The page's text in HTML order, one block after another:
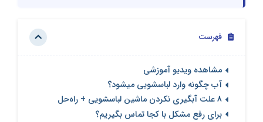
فهرست
مشاهده ویدیو آموزشی
آب چگونه وارد لباسشویی میشود؟
8 علت آبگیری نکردن ماشین لباسشویی + راه‌حل
برای رفع مشکل با کجا تماس بگیریم؟